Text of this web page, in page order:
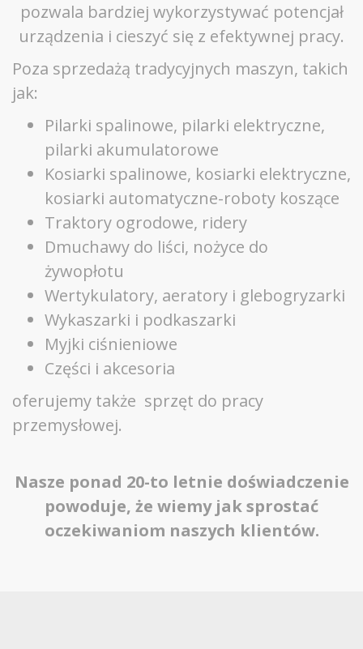
pozwala bardziej wykorzystywać potencjał
urządzenia i cieszyć się z efektywnej pracy.
Poza sprzedażą tradycyjnych maszyn, takich
jak:
Pilarki spalinowe, pilarki elektryczne,
pilarki akumulatorowe
Kosiarki spalinowe, kosiarki elektryczne,
kosiarki automatyczne-roboty koszące
Traktory ogrodowe, ridery
Dmuchawy do liści, nożyce do
żywopłotu
Wertykulatory, aeratory i glebogryzarki
Wykaszarki i podkaszarki
Myjki ciśnieniowe
Części i akcesoria
oferujemy także sprzęt do pracy
przemysłowej.
Nasze ponad 20-to letnie doświadczenie
powoduje, że wiemy jak sprostać
oczekiwaniom naszych klientów.